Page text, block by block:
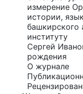
измерение
истории,
башкирского
институту
Сергей
рождения
О журнале